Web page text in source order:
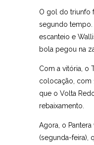
O gol do triunfo
segundo
escanteio e
bola pegou na
Com a vitória, o
colocação, com
que o Volta
rebaixamento.
Agora, o
(segunda-feira),